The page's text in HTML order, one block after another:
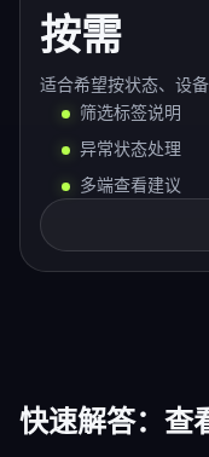
按需
适合希望按状态、设
筛选标签说明
异常状态处理
多端查看建议
快速解答：查